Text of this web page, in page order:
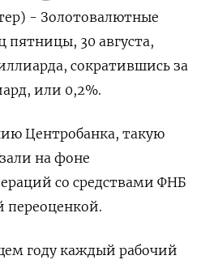
- Золотовалютные
пятницы, 30 августа,
сократившись за
или 0,2%.
Центробанка, такую
на фоне
со средствами ФНБ
переоценкой.
году каждый рабочий